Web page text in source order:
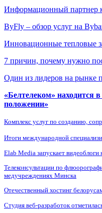
Информационный партнер
ByFly – обзор услуг на
Инновационные тепловые
7 причин, почему нужно
Один из лидеров на рынке
«Белтелеком» находится
положении»
Комплекс услуг по созданию,
Итоги международной
Elab Media запускает
Телеконсультации по
медучреждениях Минска
Отечественный хостинг
Студия веб-разработок